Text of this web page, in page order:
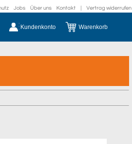
Jobs Über uns Kontakt Vertrag widerrufen
Kundenkonto Warenkorb